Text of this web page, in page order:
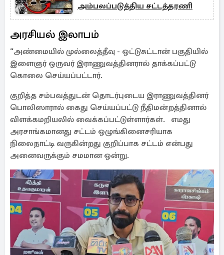
அம்பலப்படுத்திய சட்டத்தரணி
அரசியல் இலாபம்
“அண்மையில் முல்லைத்தீவு - ஒட்டுசுட்டான் பகுதியில்
இளைஞர் ஒருவர் இராணுவத்தினரால் தாக்கப்பட்டு
கொலை செய்யப்பட்டார்.
குறித்த சம்பவத்துடன் தொடர்புடைய இராணுவத்தினர்
பொலிஸாரால் கைது செய்யப்பட்டு நீதிமன்றத்தினால்
விளக்கமறியலில் வைக்கப்பட்டுள்ளார்கள். எமது
அரசாங்கமானது சட்டம் ஒழுங்கினைசரியாக
நிலைநாட்டி வருகின்றது குறிப்பாக சட்டம் என்பது
அனைவருக்கும் சமமான ஒன்று.